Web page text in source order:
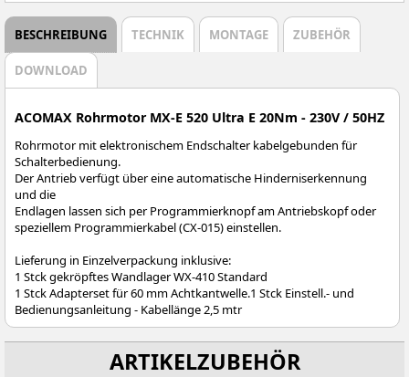
BESCHREIBUNG TECHNIK MONTAGE ZUBEHÖR
DOWNLOAD
ACOMAX Rohrmotor MX-E 520 Ultra E 20Nm - 230V / 50HZ
Rohrmotor mit elektronischem Endschalter kabelgebunden für
Schalterbedienung.
Der Antrieb verfügt über eine automatische Hinderniserkennung
und die
Endlagen lassen sich per Programmierknopf am Antriebskopf oder
speziellem Programmierkabel (CX-015) einstellen.
Lieferung in Einzelverpackung inklusive:
1 Stck gekröpftes Wandlager WX-410 Standard
1 Stck Adapterset für 60 mm Achtkantwelle.1 Stck Einstell.- und
Bedienungsanleitung - Kabellänge 2,5 mtr
ARTIKELZUBEHÖR